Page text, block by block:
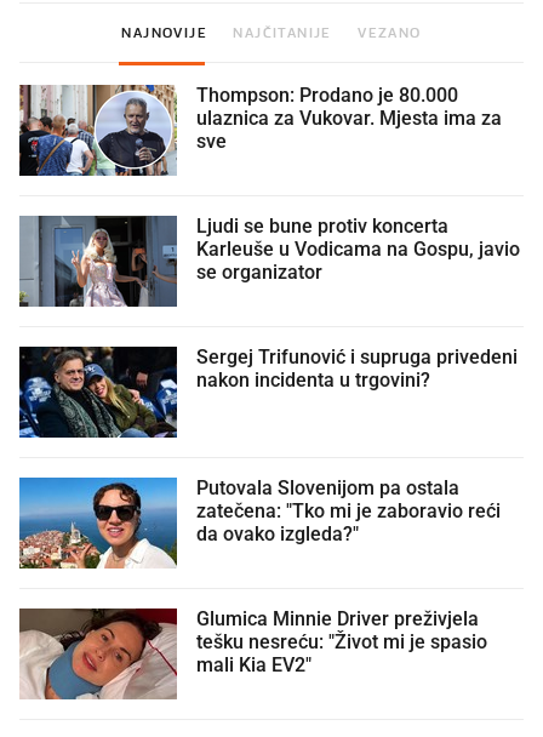
NAJNOVIJE NAJČITANIJE VEZANO
Thompson: Prodano je 80.000
ulaznica za Vukovar. Mjesta ima za
sve
Ljudi se bune protiv koncerta
Karleuše u Vodicama na Gospu, javio
se organizator
Sergej Trifunović i supruga privedeni
nakon incidenta u trgovini?
Putovala Slovenijom pa ostala
zatečena: "Tko mi je zaboravio reći
da ovako izgleda?"
Glumica Minnie Driver preživjela
tešku nesreću: "Život mi je spasio
mali Kia EV2"